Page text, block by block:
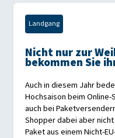
Landgang
Nicht nur zur
bekommen Sie
Auch in diesem Jahr
Hochsaison beim
auch bei
Shopper dabei aber
Paket aus einem Nicht-